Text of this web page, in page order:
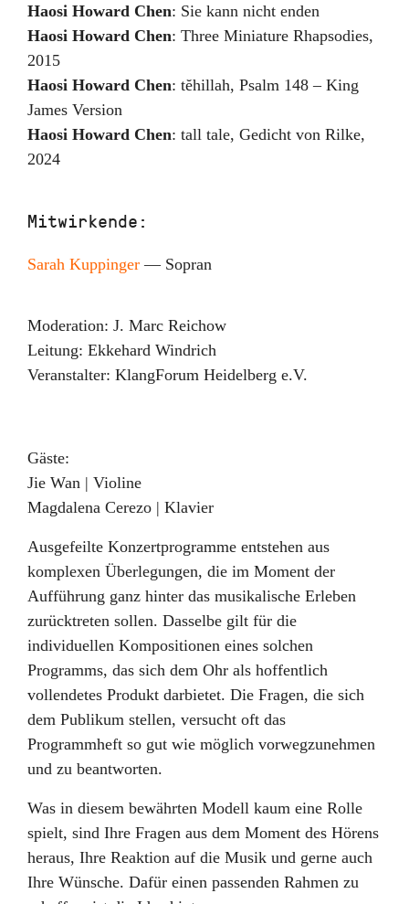
Haosi Howard Chen: Sie kann nicht enden
Haosi Howard Chen: Three Miniature Rhapsodies,
2015
Haosi Howard Chen: tĕhillah, Psalm 148 – King
James Version
Haosi Howard Chen: tall tale, Gedicht von Rilke,
2024
Mitwirkende:
Sarah Kuppinger — Sopran
Moderation: J. Marc Reichow
Leitung: Ekkehard Windrich
Veranstalter: KlangForum Heidelberg e.V.
Gäste:
Jie Wan | Violine
Magdalena Cerezo | Klavier
Ausgefeilte Konzertprogramme entstehen aus
komplexen Überlegungen, die im Moment der
Aufführung ganz hinter das musikalische Erleben
zurücktreten sollen. Dasselbe gilt für die
individuellen Kompositionen eines solchen
Programms, das sich dem Ohr als hoffentlich
vollendetes Produkt darbietet. Die Fragen, die sich
dem Publikum stellen, versucht oft das
Programmheft so gut wie möglich vorwegzunehmen
und zu beantworten.
Was in diesem bewährten Modell kaum eine Rolle
spielt, sind Ihre Fragen aus dem Moment des Hörens
heraus, Ihre Reaktion auf die Musik und gerne auch
Ihre Wünsche. Dafür einen passenden Rahmen zu